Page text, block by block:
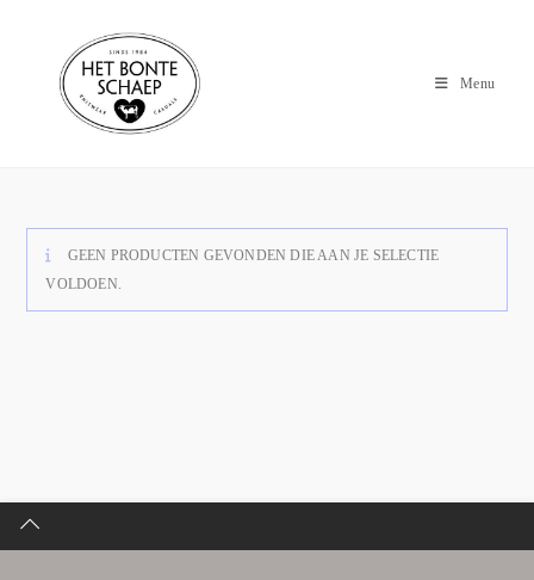
Menu
GEEN PRODUCTEN GEVONDEN DIE AAN JE SELECTIE
VOLDOEN.